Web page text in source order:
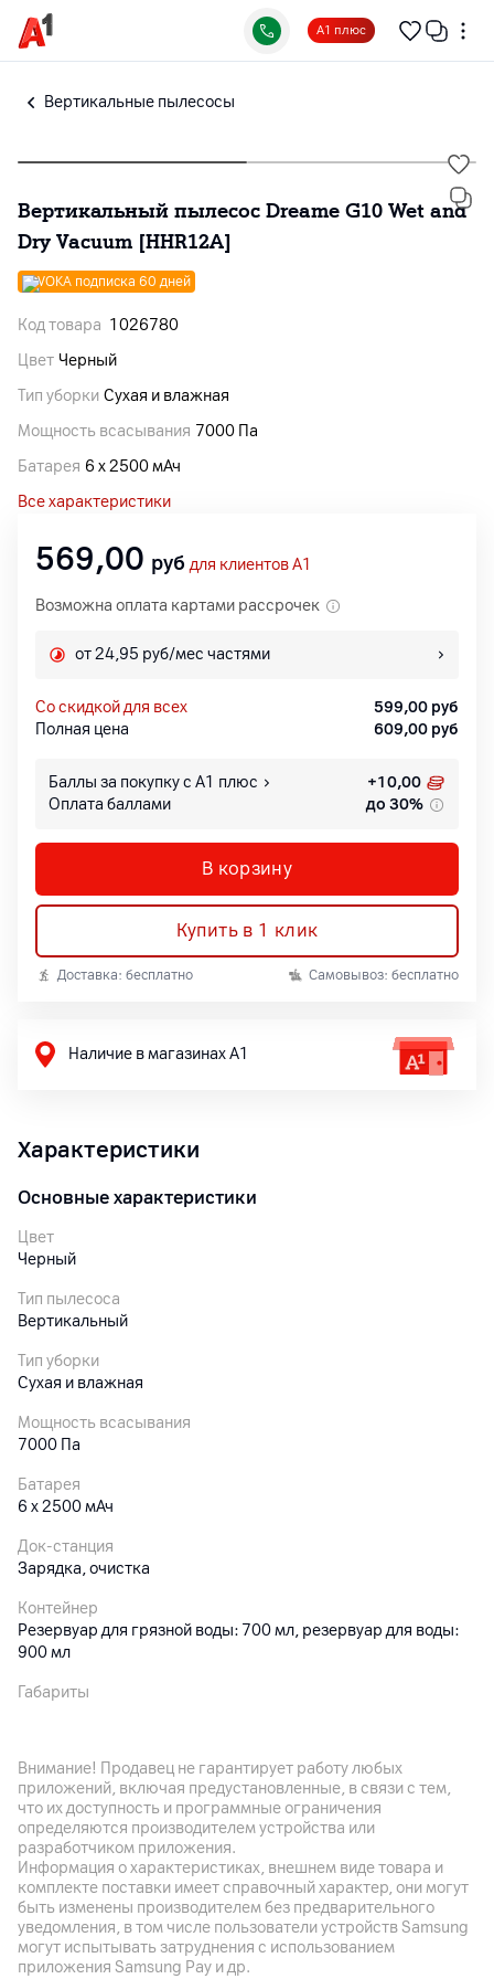
А1 плюс
Вертикальные пылесосы
Вертикальный пылесос Dreame G10 Wet and
Dry Vacuum [HHR12A]
VOKA подписка 60 дней
Код товара 1026780
Цвет Черный
Тип уборки Сухая и влажная
Мощность всасывания 7000 Па
Батарея 6 х 2500 мАч
Все характеристики
569,00 руб для клиентов A1
Возможна оплата картами рассрочек
от 24,95 руб/мес частями
со скидкой для всех 599,00 руб
Полная цена
609,00 руб
Баллы за покупку с А1 плюс +10,00
Оплата баллами
до 30%
В корзину
Купить в 1 клик
Доставка: бесплатно Самовывоз: бесплатно
Наличие в магазинах А1
Характеристики
Основные характеристики
Цвет
Черный
Тип пылесоса
Вертикальный
Тип уборки
Сухая и влажная
Мощность всасывания
7000 Па
Батарея
6 х 2500 мАч
Док-станция
Зарядка, очистка
Контейнер
Резервуар для грязной воды: 700 мл, резервуар для воды:
900 мл
Габариты
Время работы от аккумулятора до 22 минут (сухая и
влажная уборка); интеллектуальная регулировка мощности;
цветной LED-дисплей; самоочистка роликовой щетки
Другие характеристики
Гарантия
12мес.
Внимание! Продавец не гарантирует работу любых
приложений, включая предустановленные, в связи с тем,
что их доступность и программные ограничения
определяются производителем устройства или
разработчиком приложения.
Информация о характеристиках, внешнем виде товара и
комплекте поставки имеет справочный характер, они могут
быть изменены производителем без предварительного
уведомления, в том числе пользователи устройств Samsung
могут испытывать затруднения с использованием
приложения Samsung Pay и др.